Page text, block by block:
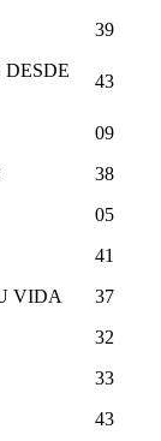
39
43
09
38
05
41
VIDA
37
32
33
43